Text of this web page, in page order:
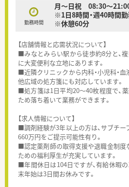
勤務時間
月～日祝 08:30～
※1日8時間・週40時間
※休憩60分
【店舗情報と応需状況について】
■みなとみらい駅から徒歩約8分と、
に大変便利な立地にあります。
■近隣クリニックから内科・小児科・血
他広域の処方箋にも対応しています。
■処方箋は1日平均20～40枚程度で、
ため落ち着いて業務ができます。
【求人情報について】
■調剤経験が3年以上の方は、サブチー
660万円をご提示可能性有り。
■認定薬剤師の取得支援や退職金制度
ための福利厚生が充実しています。
■年間休日は104日ですが、有給休暇
末年始は3日間お休みです。